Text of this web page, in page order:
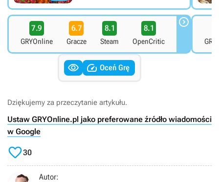
7.9
GRYOnline
6.7
Gracze
8.1
Steam
8.1
OpenCritic

  Oceń Grę
Dziękujemy za przeczytanie artykułu.
Ustaw GRYOnline.pl jako preferowane źródło wiadomości
w Google
30
Autor: